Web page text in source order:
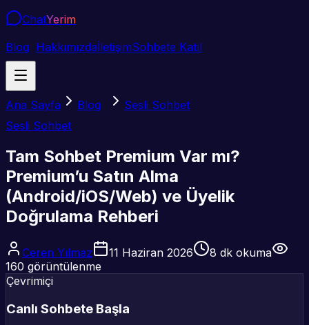
ChatYerim
Blog HakkımızdaİletişimSohbete Katıl
Ana Sayfa Blog
Sesli Sohbet
Sesli Sohbet
Tam Sohbet Premium Var mı?
Premium’u Satın Alma
(Android/iOS/Web) ve Üyelik
Doğrulama Rehberi
Ceren Yılmaz 11 Haziran 2026 8 dk okuma
160 görüntülenme
Çevrimiçi
Canlı Sohbete Başla